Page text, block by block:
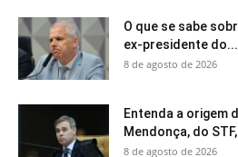
O que se sabe
ex-presidente do...
8 de agosto de 2026
Entenda a origem
Mendonça, do
8 de agosto de 2026